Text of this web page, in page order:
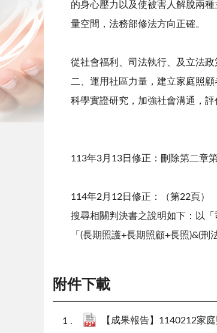
的身心壓力以及使被害人解脫兩
量空間，法務部修法方向正確。
從社會福利、司法執行、及立法
二、運用社區力量，建立家庭照
科學實證研究，加強社會溝通，
113年3月13日修正：刪除第二章
114年2月12日修正：（第22頁）
搜尋相關判決書之說明如下：以
「(長期照護+長期照顧+長照)&(
附件下載
【成果報告】1140212家